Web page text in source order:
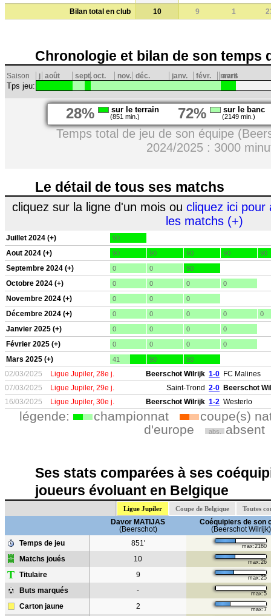
Bilan total en club
10 9 1
Chronologie et bilan de son temps
Saison j août sept.oct. nov. déc. janv. févr. mars
avril
Tps jeu:
28% sur le terrain
(851 min.) 72% sur le banc
(2149 min.)
Temps total de jeu de son équipe
2024/2025 : 3000
Le détail de tous ses matchs
cliquez sur la ligne d'un mois ou cliquez ici pour
les matchs (+)
Juillet 2024 (+) 90
Aout 2024 (+) 90 90 90 90 90
Septembre 2024 (+) 0 0 90
Octobre 2024 (+) 0 0 0 0
Novembre 2024 (+) 0 0 0
Décembre 2024 (+) 0 0 0 0 0
Janvier 2025 (+) 0 0 0 0
Février 2025 (+) 0 0 0 0
Mars 2025 (+) 41 90 90
02/03/2025 Ligue Jupiler, 28e j. Beerschot Wilrijk 1-0 FC Malines
07/03/2025
Ligue Jupiler, 29e j. Saint-Trond 2-0 Beerschot
16/03/2025
Ligue Jupiler, 30e j. Beerschot Wilrijk 1-2 Westerlo
légende: championnat
coupe(s)
d'europe
abs. absent
Ses stats comparées à ses
joueurs évoluant en Belgique
Ligue Jupiler Coupe de Belgique Toutes
Davor MATIJAS
(Beerschot)
Coéquipiers de son
(Beerschot Wilrijk)
Temps de jeu
851' max:2160
Matchs joués 10 max:26
T Titulaire 9 max:25
Buts marqués - max:5
Carton jaune 2 max:7